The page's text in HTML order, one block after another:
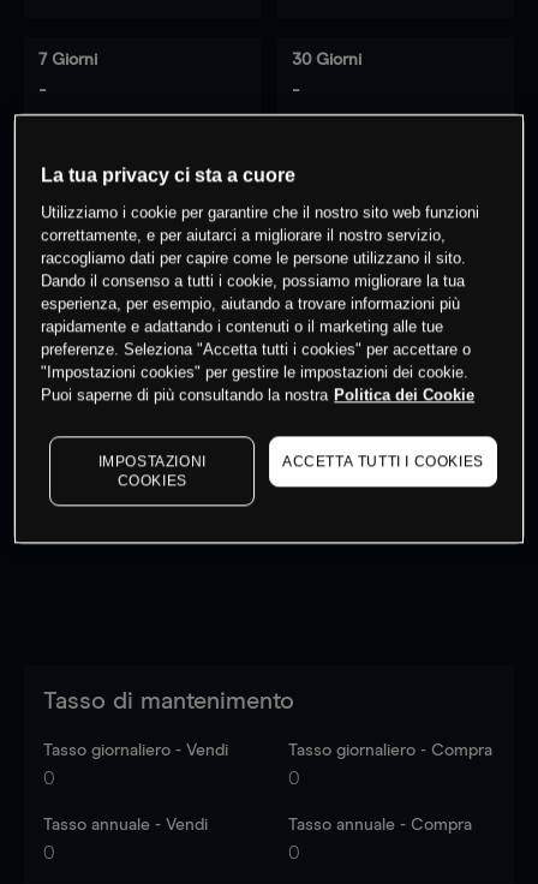
7 Giorni
-
30 Giorni
-
% dei clienti hanno posizioni
questo prodotto
Fai trading
I prezzi sono solo indicativi. Accediper vedere gli ultimi
dati di mercato
to see latest market data
Tasso di mantenimento
Tasso giornaliero - Vendi
0
Tasso giornaliero - Compra
0
Tasso annuale - Vendi
0
Tasso annuale - Compra
0
La tua privacy ci sta a cuore
Utilizziamo i cookie per garantire che il nostro sito web funzioni
correttamente, e per aiutarci a migliorare il nostro servizio,
raccogliamo dati per capire come le persone utilizzano il sito.
Dando il consenso a tutti i cookie, possiamo migliorare la tua
esperienza, per esempio, aiutando a trovare informazioni più
rapidamente e adattando i contenuti o il marketing alle tue
preferenze. Seleziona "Accetta tutti i cookies" per accettare o
"Impostazioni cookies" per gestire le impostazioni dei cookie.
Puoi saperne di più consultando la nostra Politica dei Cookie
IMPOSTAZIONI
COOKIES
ACCETTA TUTTI I COOKIES